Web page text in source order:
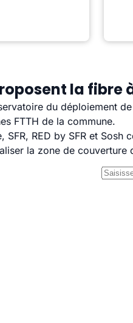
la fibre
du déploiement de
FTTH de la commune.
SFR, RED by SFR et
la zone de